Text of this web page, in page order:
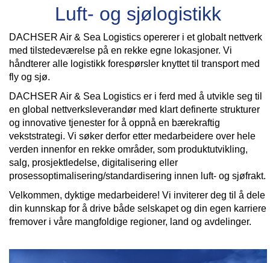
Luft- og sjølogistikk
DACHSER Air & Sea Logistics opererer i et globalt nettverk
med tilstedeværelse på en rekke egne lokasjoner. Vi
håndterer alle logistikk forespørsler knyttet til transport med
fly og sjø.
DACHSER Air & Sea Logistics er i ferd med å utvikle seg til
en global nettverksleverandør med klart definerte strukturer
og innovative tjenester for å oppnå en bærekraftig
vekststrategi. Vi søker derfor etter medarbeidere over hele
verden innenfor en rekke områder, som produktutvikling,
salg, prosjektledelse, digitalisering eller
prosessoptimalisering/standardisering innen luft- og sjøfrakt.
Velkommen, dyktige medarbeidere! Vi inviterer deg til å dele
din kunnskap for å drive både selskapet og din egen karriere
fremover i våre mangfoldige regioner, land og avdelinger.